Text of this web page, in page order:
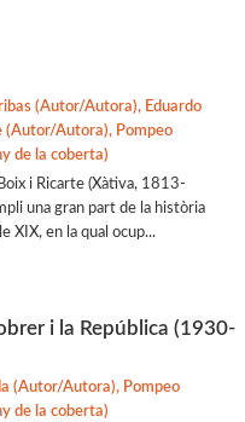
(Autor/Autora), Eduardo
(Autor/Autora), Pompeo
de la coberta)
i Ricarte (Xàtiva, 1813-
una gran part de la història
XIX, en la qual ocup...
i la República (1930-
(Autor/Autora), Pompeo
de la coberta)